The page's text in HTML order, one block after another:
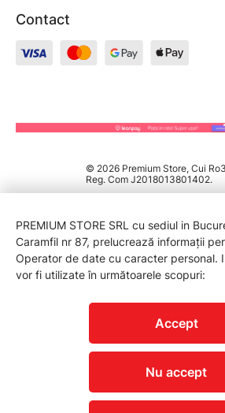
Contact
© 2026 Premium Store, Cui
Reg. Com J2018013801402.
PREMIUM STORE SRL cu sediul in
Caramfil nr 87, prelucrează informații
Operator de date cu caracter personal.
vor fi utilizate în următoarele scopuri:
Accept
Nu accept